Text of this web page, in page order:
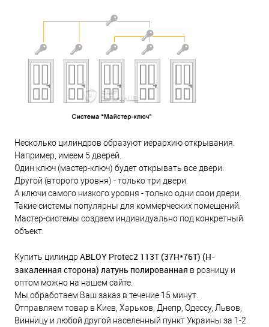
Несколько цилиндров образуют иерархию открывания.
Например, имеем 5 дверей.
Один ключ (мастер-ключ) будет открывать все двери.
Другой (второго уровня) - только три двери.
А ключи самого низкого уровня - только одни свои двери.
Такие системы популярны для коммерческих помещений.
Мастер-системы создаем индивидуально под конкретный
объект.
Купить цилиндр ABLOY Protec2 113T (37H*76Т) (H-
закаленная сторона) латунь полированная в розницу и
оптом можно на нашем сайте.
Мы обработаем Ваш заказ в течение 15 минут.
Отправляем товар в Киев, Харьков, Днепр, Одессу, Львов,
Винницу и любой другой населенный пункт Украины за 1-2